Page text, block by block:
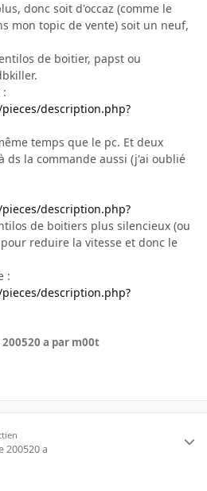
donc soit d'occaz (comme le
mon topic de vente) soit un neuf,
de boitier, papst ou
description.php?
temps que le pc. Et deux
ds la commande aussi (j'ai oublié
description.php?
de boitiers plus silencieux (ou
reduire la vitesse et donc le
:
description.php?
20 a par m00t
200520 a